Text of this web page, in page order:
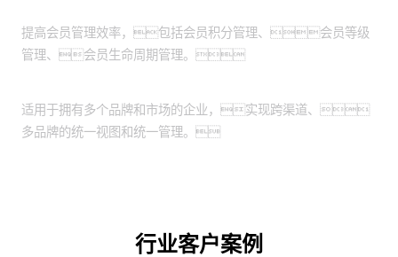
提高会员管理效率，包括会员积分管理、会员等级
管理、会员生命周期管理。
适用于拥有多个品牌和市场的企业，实现跨渠道、
多品牌的统一视图和统一管理。
行业客户案例